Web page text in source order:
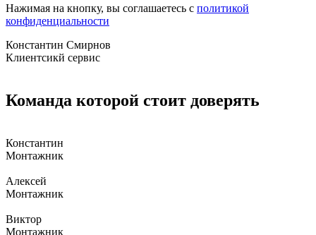
Нажимая на кнопку, вы соглашаетесь с политикой
конфиденциальности
Константин Смирнов
Клиентсикй сервис
Команда которой стоит доверять
Константин
Монтажник
Алексей
Монтажник
Виктор
Монтажник